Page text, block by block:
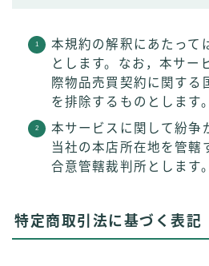
本規約の解釈にあたって
とします。なお，本サー
際物品売買契約に関する
を排除するものとします。
本サービスに関して紛争
当社の本店所在地を管轄
合意管轄裁判所とします。
特定商取引法に基づく表記